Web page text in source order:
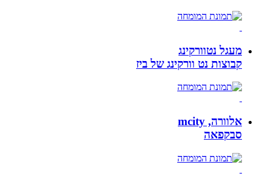
מעגל נטוורקינג
קבוצות נט וורקינג של ביז
אלוורה, mcity
סבקפאה